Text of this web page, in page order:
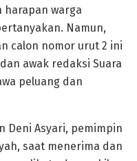
warga
Namun,
calon nomor urut 2 ini
awak redaksi Suara
peluang dan
Deni Asyari, pemimpin
saat menerima dan